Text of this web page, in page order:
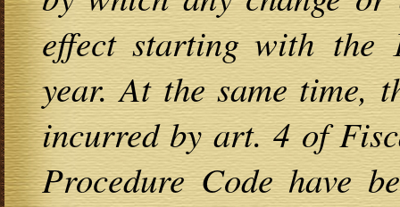
effect starting with the
year. At the same time,
incurred by art. 4 of
Procedure Code have